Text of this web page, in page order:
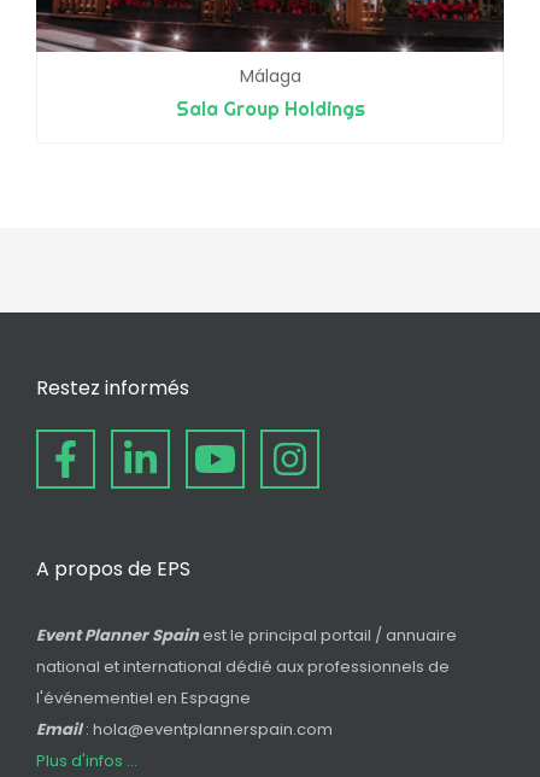
Málaga
Sala Group Holdings
Restez informés
A propos de EPS
Event Planner Spain est le principal portail / annuaire
national et international dédié aux professionnels de
l'événementiel en Espagne
Email: hola@eventplannerspain.com
Plus d'infos ...